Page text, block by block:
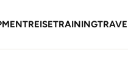
REISETRAINING